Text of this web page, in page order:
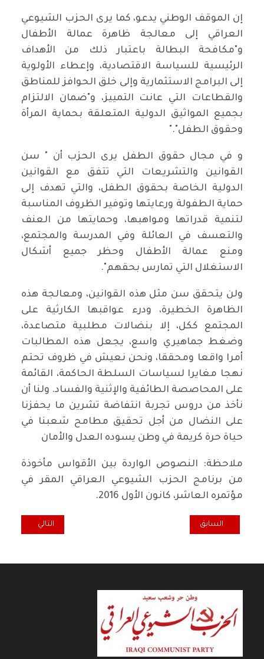
إن الموقف الوطني يدعو، كما يرى الحزب الشيوعي
العراقي إلى معالجة ظاهرة عمالة الأطفال
و"مكافحة البطالة باعتبار ذلك من الأهداف
الرئيسية للسياسة الاقتصادية، وإعطاء الأولوية
إلى البرامج الاستثمارية وإلى خلق الحوافز للمناطق
والقطاعات التي عانت التمييز، و"ضمان الالتزام
بجميع المواثيق الدولية المتعلقة بحماية المرأة
وحقوق الطفل"."
و في مجال حقوق الطفل يرى الحزب أن " سن
القوانين والتشريعات التي تتفق مع القوانين
الدولية الخاصة بحقوق الطفل، والتي تهدف إلى
حماية الطفولة ورعايتها وتوفير الظروف المناسبة
لتنمية قدراتها ومواهبها، وحمايتها من العنف
والتعسف في العائلة وفي المدرسة والمجتمع،
ومنع عمالة الأطفال وحظر جميع أشكال
الاستغلال التي تمارس بحقهم".
ولن يتحقق سن مثل هذه القوانين، ومعالجة هذه
الظاهرة الخطيرة، ودرء عواقبها الكارثية على
المجتمع ككل، إلا بنضالات مطلبية متصاعدة،
وضغط جماهيري واسع، يجعل هذه المطالبات
أمرا واقعا ومحققا، ونحن نعيش في ظروف تحتم
نهجا مغايرا لسياسات السلطة الحاكمة، القائمة
على المحاصصة الطائفية والإثنية والفساد. ولنا أن
نأخذ من دروس تجربة انتفاضة تشرين ما يحفزنا
على النضال من أجل تحقيق مطامح شعبنا في
حياة حرة كريمة في وطن يسوده العدل والأمان
ملاحظة: النصوص الواردة بين الأقواس مأخوذة
من برنامج الحزب الشيوعي العراقي المقر في
مؤتمره العاشر، كانون الأول 2016.
المقال السابق: بين " صرخة الحقيقة " و" صرخة الحق " حقوق لم تُسترد !
السابق المقال التالي:
التالي